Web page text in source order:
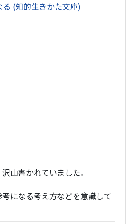
(知的生きかた文庫)
山書かれていました。
になる考え方などを意識して